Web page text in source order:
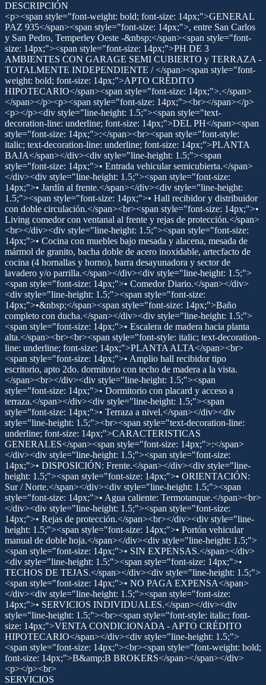
DESCRIPCIÓN
<p><span style="font-weight: bold; font-size: 14px;">GENERAL
PAZ 935</span><span style="font-size: 14px;">, entre San Carlos
y San Pedro, Temperley Oeste -&nbsp;</span><span style="font-
size: 14px;"><span style="font-size: 14px;">PH DE 3
AMBIENTES CON GARAGE SEMI CUBIERTO y TERRAZA -
TOTALMENTE INDEPENDIENTE / </span><span style="font-
weight: bold; font-size: 14px;">APTO CRÉDITO
HIPOTECARIO</span><span style="font-size: 14px;">.</span>
</span></p><p><span style="font-size: 14px;"><br></span></p>
<p></p><div style="line-height: 1.5;"><span style="text-
decoration-line: underline; font-size: 14px;">DEL PH</span><span
style="font-size: 14px;">:</span><br><span style="font-style:
italic; text-decoration-line: underline; font-size: 14px;">PLANTA
BAJA</span></div><div style="line-height: 1.5;"><span
style="font-size: 14px;">• Entrada vehicular semicubierta.</span>
</div><div style="line-height: 1.5;"><span style="font-size:
14px;">• Jardín al frente.</span></div><div style="line-height:
1.5;"><span style="font-size: 14px;">• Hall recibidor y distribuidor
con doble circulación.</span><br><span style="font-size: 14px;">•
Living comedor con ventanal al frente y rejas de protección.</span>
<br></div><div style="line-height: 1.5;"><span style="font-size:
14px;">• Cocina con muebles bajo mesada y alacena, mesada de
mármol de granito, bacha doble de acero inoxidable, artecfacto de
cocina (4 hornallas y horno), barra desayunadora y sector de
lavadero y/o parrilla.</span></div><div style="line-height: 1.5;">
<span style="font-size: 14px;">• Comedor Diario.</span></div>
<div style="line-height: 1.5;"><span style="font-size:
14px;">•&nbsp;</span><span style="font-size: 14px;">Baño
completo con ducha.</span></div><div style="line-height: 1.5;">
<span style="font-size: 14px;">• Escalera de madera hacia planta
alta.</span><br><br><span style="font-style: italic; text-decoration-
line: underline; font-size: 14px;">PLANTA ALTA</span><br>
<span style="font-size: 14px;">• Amplio hall recibidor tipo
escritorio, apto 2do. dormitorio con techo de madera a la vista.
</span><br></div><div style="line-height: 1.5;"><span
style="font-size: 14px;">• Dormitorio con placard y acceso a
terraza.</span></div><div style="line-height: 1.5;"><span
style="font-size: 14px;">• Terraza a nivel.</span></div><div
style="line-height: 1.5;"><br><span style="text-decoration-line:
underline; font-size: 14px;">CARACTERISTICAS
GENERALES</span><span style="font-size: 14px;">:</span>
</div><div style="line-height: 1.5;"><span style="font-size:
14px;">• DISPOSICIÓN: Frente.</span></div><div style="line-
height: 1.5;"><span style="font-size: 14px;">• ORIENTACIÓN:
Sur / Norte.</span></div><div style="line-height: 1.5;"><span
style="font-size: 14px;">• Agua caliente: Termotanque.</span><br>
</div><div style="line-height: 1.5;"><span style="font-size:
14px;">• Rejas de protección.</span><br></div><div style="line-
height: 1.5;"><span style="font-size: 14px;">• Portón vehicular
manual de doble hoja.</span></div><div style="line-height: 1.5;">
<span style="font-size: 14px;">• SIN EXPENSAS.</span></div>
<div style="line-height: 1.5;"><span style="font-size: 14px;">•
TECHOS DE TEJAS.</span></div><div style="line-height: 1.5;">
<span style="font-size: 14px;">• NO PAGA EXPENSA</span>
</div><div style="line-height: 1.5;"><span style="font-size:
14px;">• SERVICIOS INDIVIDUALES.</span></div><div
style="line-height: 1.5;"><br><span style="font-style: italic; font-
size: 14px;">VENTA CONDICIONADA - APTO CRÉDITO
HIPOTECARIO</span></div><div style="line-height: 1.5;">
<span style="font-size: 14px;"><br><span style="font-weight: bold;
font-size: 14px;">B&amp;B BROKERS</span></span></div>
<p></p><br>
SERVICIOS